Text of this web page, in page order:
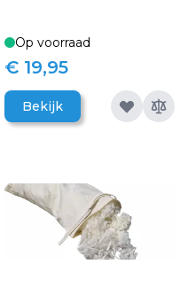
Op voorraad
€ 19,95
Bekijk